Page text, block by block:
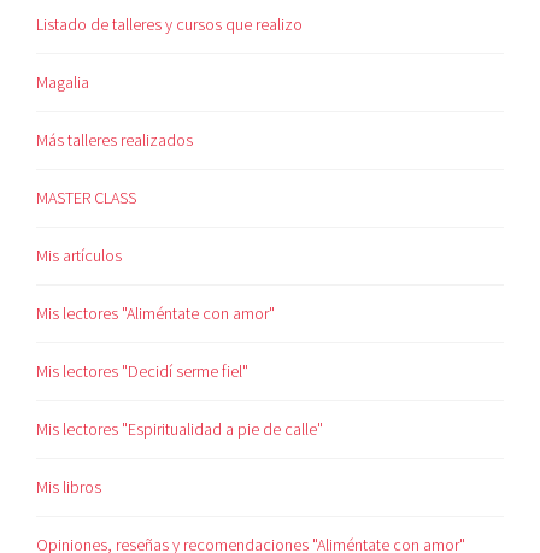
Listado de talleres y cursos que realizo
Magalia
Más talleres realizados
MASTER CLASS
Mis artículos
Mis lectores "Aliméntate con amor"
Mis lectores "Decidí serme fiel"
Mis lectores "Espiritualidad a pie de calle"
Mis libros
Opiniones, reseñas y recomendaciones "Aliméntate con amor"